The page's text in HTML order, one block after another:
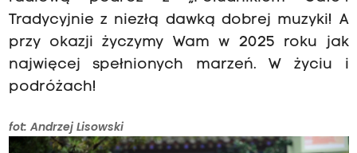
Tradycyjnie z niezłą dawką dobrej muzyki! A
przy okazji życzymy Wam w 2025 roku jak
najwięcej spełnionych marzeń. W życiu i
podróżach!
fot: Andrzej Lisowski